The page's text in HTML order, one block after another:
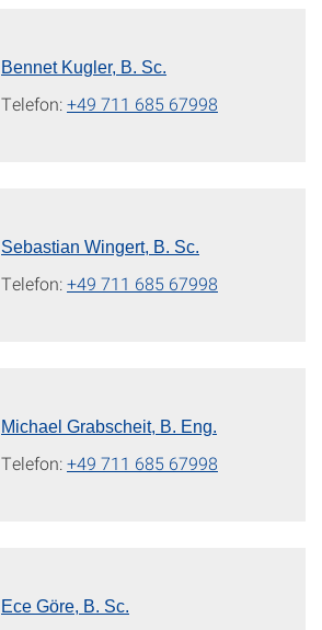
Bennet Kugler, B. Sc.
Telefon:+49 711 685 67998
Sebastian Wingert, B. Sc.
Telefon:+49 711 685 67998
Michael Grabscheit, B. Eng.
Telefon:+49 711 685 67998
Ece Göre, B. Sc.